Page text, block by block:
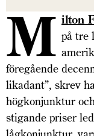
M ilton
på tre
föregående
likadant”, skrev
högkonjunktur
stigande priser